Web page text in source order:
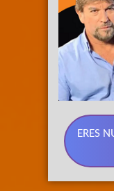
ERES